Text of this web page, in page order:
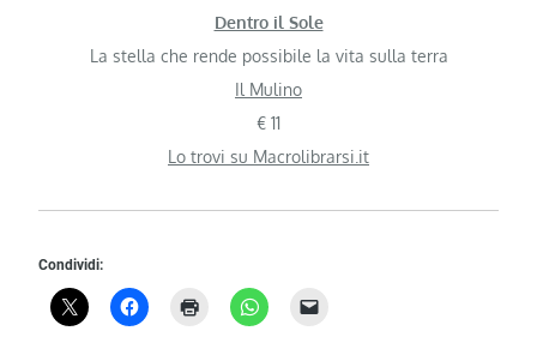
Dentro il Sole
La stella che rende possibile la vita sulla terra
Il Mulino
€ 11
Lo trovi su Macrolibrarsi.it
Condividi: